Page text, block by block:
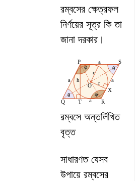
রম্বসের ক্ষেত্রফল
নির্ণয়ের সূত্র কি তা
জানা দরকার।
রম্বসে অন্তর্লিখিত
বৃত্ত
সাধারণত যেসব
উপায়ে রম্বসের